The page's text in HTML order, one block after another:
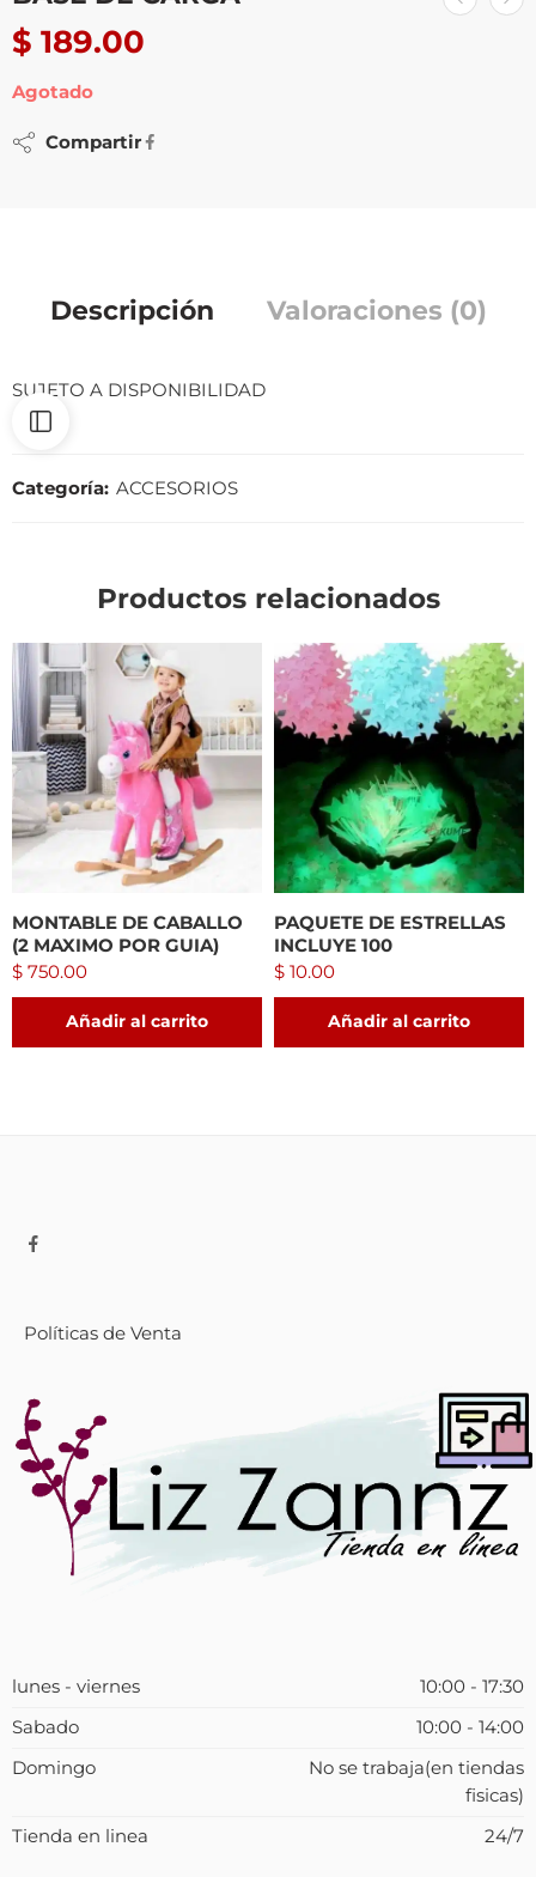
$ 189.00
Agotado
Compartir
Descripción Valoraciones (0)
SUJETO A DISPONIBILIDAD
Categoría: ACCESORIOS
Productos relacionados
MONTABLE DE CABALLO
(2 MAXIMO POR GUIA)
$ 750.00
Añadir al carrito
PAQUETE DE ESTRELLAS
INCLUYE 100
$ 10.00
Añadir al carrito
Políticas de Venta
lunes - viernes
10:00 - 17:30
Sabado
10:00 - 14:00
Domingo
No se trabaja(en tiendas
fisicas)
Tienda en linea
24/7